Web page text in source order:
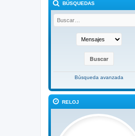
BÚSQUEDAS
Búsqueda avanzada
RELOJ